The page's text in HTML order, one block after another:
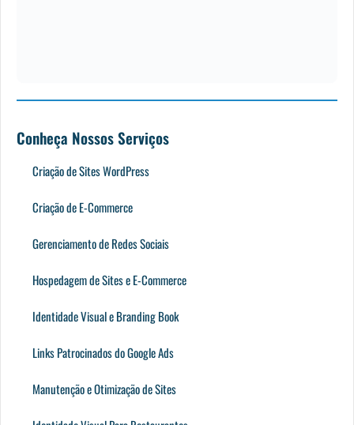
Conheça Nossos Serviços
Criação de Sites WordPress
Criação de E-Commerce
Gerenciamento de Redes Sociais
Hospedagem de Sites e E-Commerce
Identidade Visual e Branding Book
Links Patrocinados do Google Ads
Manutenção e Otimização de Sites